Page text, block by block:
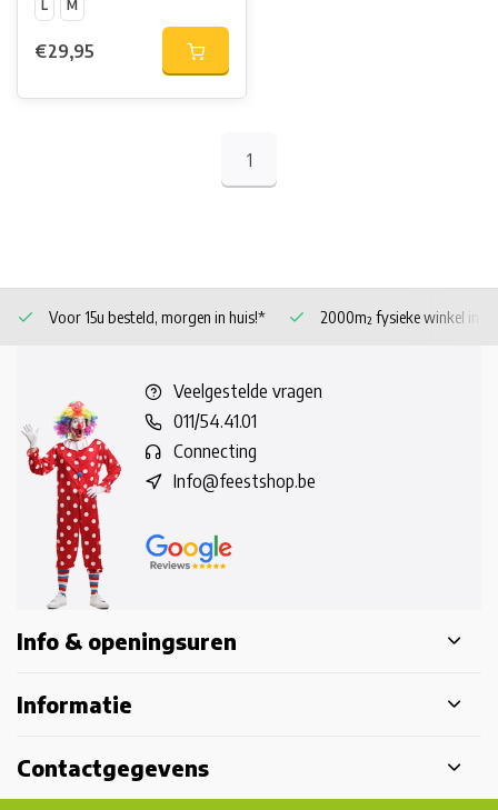
L
M
€29,95
1
Voor 15u besteld, morgen in huis!* 2000m² fysieke winkel in
Veelgestelde vragen
011/54.41.01
Connecting
Info@feestshop.be
Info & openingsuren
Informatie
Contactgegevens